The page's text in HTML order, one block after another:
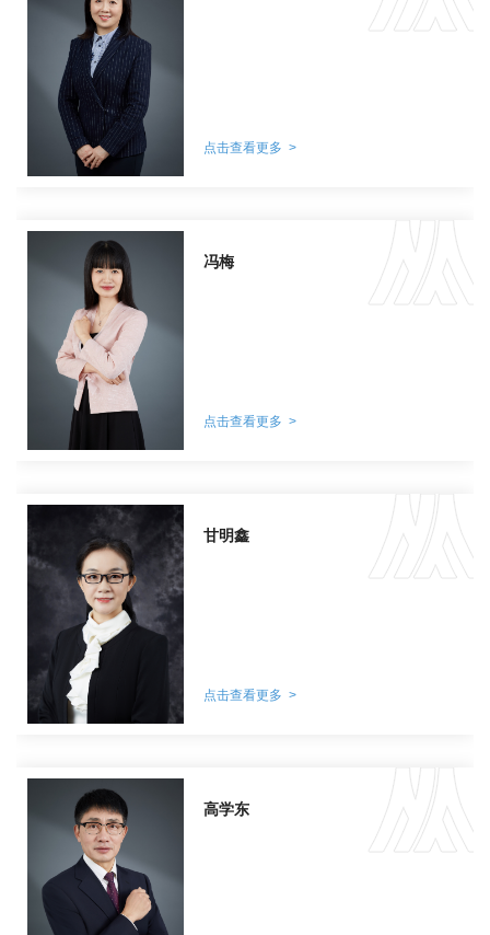
点击查看更多 >
冯梅
点击查看更多 >
甘明鑫
点击查看更多 >
高学东